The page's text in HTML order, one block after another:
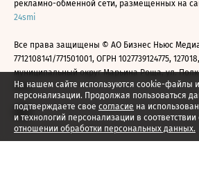
На нашем сайте используются cookie-файлы и
персонализации. Продолжая пользоваться
подтверждаете свое согласие на
и технологий персонализации в соответствии
отношении обработки персональных данных.
рекламно-обменной сети, размещенных на
24smi
Все права защищены © АО Бизнес Ньюс
7712108141/771501001, ОГРН 1027739124775,
муниципальный округ Марьина Роща, ул.
2026